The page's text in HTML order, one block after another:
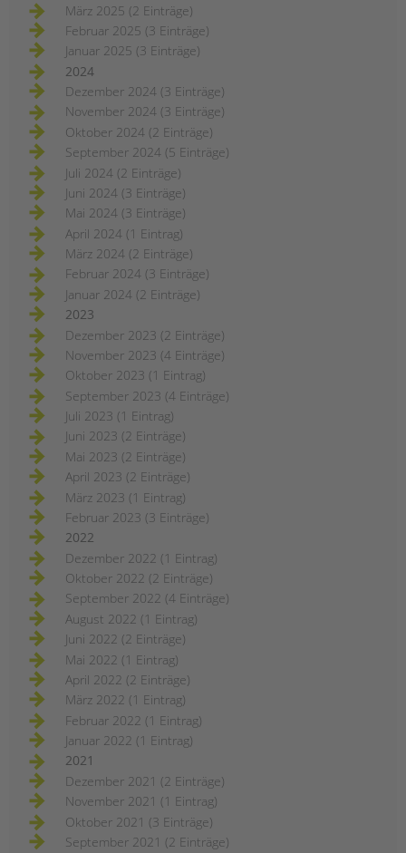
März 2025 (2 Einträge)
Februar 2025 (3 Einträge)
Januar 2025 (3 Einträge)
2024
Dezember 2024 (3 Einträge)
November 2024 (3 Einträge)
Oktober 2024 (2 Einträge)
September 2024 (5 Einträge)
Juli 2024 (2 Einträge)
Juni 2024 (3 Einträge)
Mai 2024 (3 Einträge)
April 2024 (1 Eintrag)
März 2024 (2 Einträge)
Februar 2024 (3 Einträge)
Januar 2024 (2 Einträge)
2023
Dezember 2023 (2 Einträge)
November 2023 (4 Einträge)
Oktober 2023 (1 Eintrag)
September 2023 (4 Einträge)
Juli 2023 (1 Eintrag)
Juni 2023 (2 Einträge)
Mai 2023 (2 Einträge)
April 2023 (2 Einträge)
März 2023 (1 Eintrag)
Februar 2023 (3 Einträge)
2022
Dezember 2022 (1 Eintrag)
Oktober 2022 (2 Einträge)
September 2022 (4 Einträge)
August 2022 (1 Eintrag)
Juni 2022 (2 Einträge)
Mai 2022 (1 Eintrag)
April 2022 (2 Einträge)
März 2022 (1 Eintrag)
Februar 2022 (1 Eintrag)
Januar 2022 (1 Eintrag)
2021
Dezember 2021 (2 Einträge)
November 2021 (1 Eintrag)
Oktober 2021 (3 Einträge)
September 2021 (2 Einträge)